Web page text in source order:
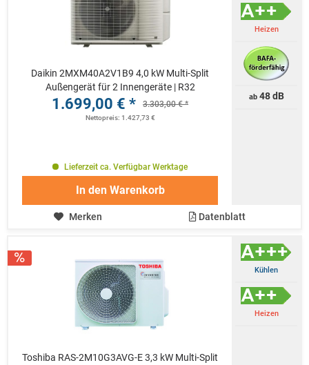
Daikin 2MXM40A2V1B9 4,0 kW Multi-Split
Außengerät für 2 Innengeräte | R32
1.699,00 € * 3.303,00 € *
Nettopreis: 1.427,73 €
Heizen
ab48 dB
Lieferzeit ca. Verfügbar Werktage
In den Warenkorb
Merken Datenblatt
Toshiba RAS-2M10G3AVG-E 3,3 kW Multi-Split
Kühlen
Heizen